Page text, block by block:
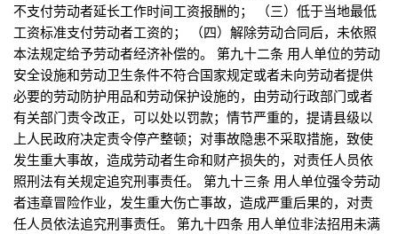
不支付劳动者延长工作时间工资报酬的； （三）低于当地最低
工资标准支付劳动者工资的； （四）解除劳动合同后，未依照
本法规定给予劳动者经济补偿的。 第九十二条 用人单位的劳动
安全设施和劳动卫生条件不符合国家规定或者未向劳动者提供
必要的劳动防护用品和劳动保护设施的，由劳动行政部门或者
有关部门责令改正，可以处以罚款；情节严重的，提请县级以
上人民政府决定责令停产整顿；对事故隐患不采取措施，致使
发生重大事故，造成劳动者生命和财产损失的，对责任人员依
照刑法有关规定追究刑事责任。 第九十三条 用人单位强令劳动
者违章冒险作业，发生重大伤亡事故，造成严重后果的，对责
任人员依法追究刑事责任。 第九十四条 用人单位非法招用未满